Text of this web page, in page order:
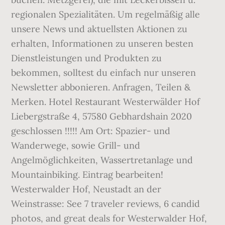
regionalen Spezialitäten. Um regelmäßig alle
unsere News und aktuellsten Aktionen zu
erhalten, Informationen zu unseren besten
Dienstleistungen und Produkten zu
bekommen, solltest du einfach nur unseren
Newsletter abbonieren. Anfragen, Teilen &
Merken. Hotel Restaurant Westerwälder Hof
Liebergstraße 4, 57580 Gebhardshain 2020
geschlossen !!!!! Am Ort: Spazier- und
Wanderwege, sowie Grill- und
Angelmöglichkeiten, Wassertretanlage und
Mountainbiking. Eintrag bearbeiten!
Westerwalder Hof, Neustadt an der
Weinstrasse: See 7 traveler reviews, 6 candid
photos, and great deals for Westerwalder Hof,